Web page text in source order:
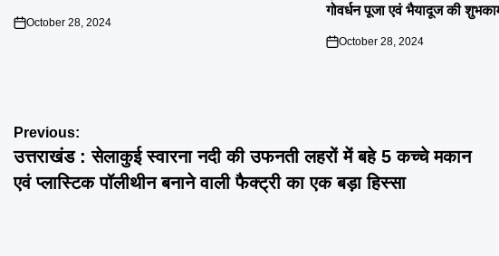
on
October 28, 2024
गोवर्धन पूजा एवं भैयादूज की
on
October 28, 2024
Post
navigation
Previous:
उत्तराखंड : सेलाकुई स्वारना नदी की उफनती लहरों में बहे 5 कच्चे मकान
एवं प्लास्टिक पॉलीथीन बनाने वाली फैक्ट्री का एक बड़ा हिस्सा